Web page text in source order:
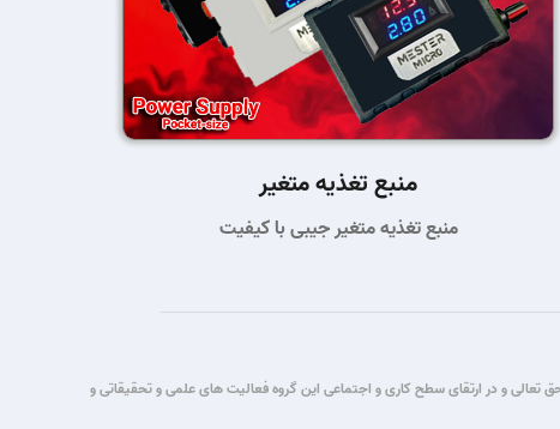
منبع تغذیه متغیر
منبع تغذیه متغیر جیبی با کیفیت
ارتباطات قصد این گروه برآن شد که با یاری حق تعالی و در ارتقای سطح کاری و اجتماعی این گروه فعالیت های علمی و تحقیقاتی و